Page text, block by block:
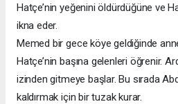
Hatçe’nin yeğenini öldürdüğüne ve
ikna eder.
Memed bir gece köye geldiğinde
Hatçe’nin başına gelenleri öğrenir.
izinden gitmeye başlar. Bu sırada
kaldırmak için bir tuzak kurar.